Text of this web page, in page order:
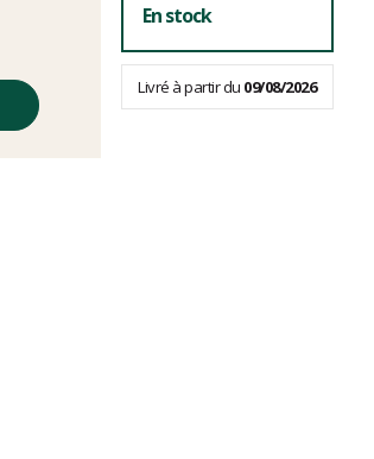
En stock
Livré à partir du 09/08/2026